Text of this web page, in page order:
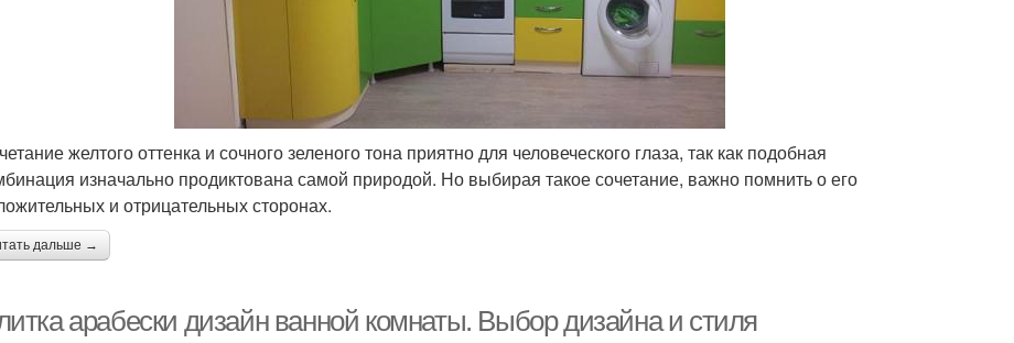
желтого оттенка и сочного зеленого тона приятно для человеческого глаза, так как подобная
изначально продиктована самой природой. Но выбирая такое сочетание, важно помнить о его
и отрицательных сторонах.
дальше →
арабески дизайн ванной комнаты. Выбор дизайна и стиля